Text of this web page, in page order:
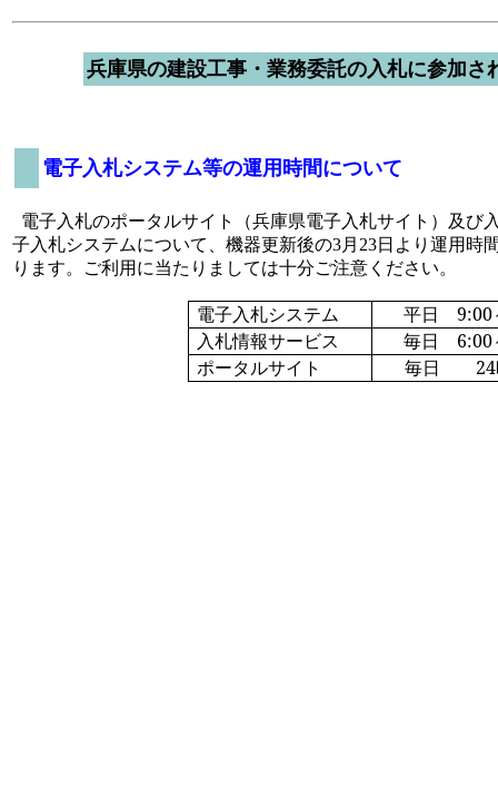
兵庫県の建設工事・業務委託の入札に参加さ
電子入札システム等の運用時間について
電子入札のポータルサイト（兵庫県電子入札サイト）及び
子入札システムについて、機器更新後の3月23日より運用時
ります。ご利用に当たりましては十分ご注意ください。
電子入札システム 平日9:00
入札情報サービス
毎日 6:00
ポータルサイト
毎日 24